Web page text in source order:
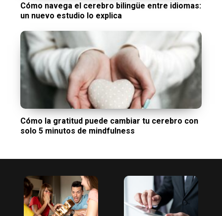
Cómo navega el cerebro bilingüe entre idiomas:
un nuevo estudio lo explica
Cómo la gratitud puede cambiar tu cerebro con
solo 5 minutos de mindfulness